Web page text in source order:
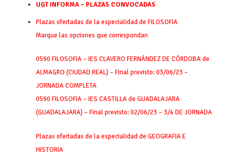
UGT INFORMA – PLAZAS CONVOCADAS
Plazas ofertadas de la especialidad de FILOSOFIA
Marque las opciones que correspondan
0590 FILOSOFIA – IES CLAVERO FERNÁNDEZ DE CÓRDOBA de
ALMAGRO (CIUDAD REAL) – Final previsto: 03/06/23 –
JORNADA COMPLETA
0590 FILOSOFIA – IES CASTILLA de GUADALAJARA
(GUADALAJARA) – Final previsto: 02/06/23 – 3/4 DE JORNADA
Plazas ofertadas de la especialidad de GEOGRAFIA E
HISTORIA